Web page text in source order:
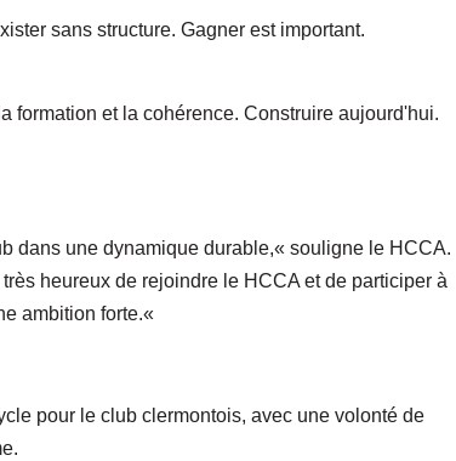
sans structure. Gagner est important.
formation et la cohérence. Construire aujourd'hui.
dans une dynamique durable,« souligne le HCCA.
heureux de rejoindre le HCCA et de participer à
ambition forte.«
pour le club clermontois, avec une volonté de